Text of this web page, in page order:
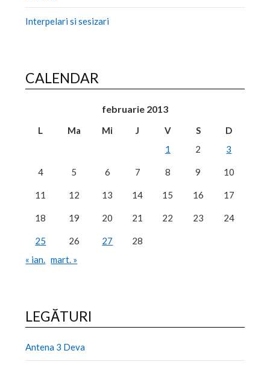
Interpelari si sesizari
CALENDAR
februarie 2013
L Ma Mi J V S
D
1
2 3
4 5 6 7 8 9 10
11 12 13 14 15 16 17
18 19 20 21 22 23 24
25 26 27
28
« ian.
mart. »
LEGĂTURI
Antena 3 Deva